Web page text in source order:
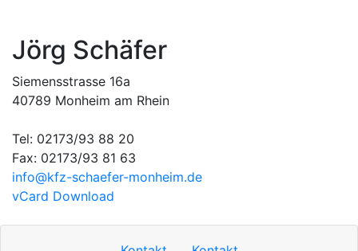
Jörg Schäfer
Siemensstrasse 16a
40789 Monheim am Rhein
Tel: 02173/93 88 20
Fax: 02173/93 81 63
info​@kfz-schaefer-monheim.de
vCard Download